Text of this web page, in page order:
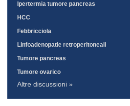
Ipertermia tumore pancreas
HCC
Febbricciola
Linfoadenopatie retroperitoneali
Tumore pancreas
Tumore ovarico
Altre discussioni »